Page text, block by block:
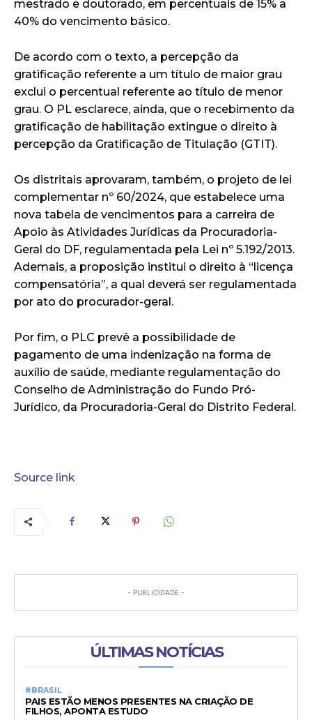
mestrado e doutorado, em percentuais de 15% a
40% do vencimento básico.
De acordo com o texto, a percepção da
gratificação referente a um título de maior grau
exclui o percentual referente ao título de menor
grau. O PL esclarece, ainda, que o recebimento da
gratificação de habilitação extingue o direito à
percepção da Gratificação de Titulação (GTIT).
Os distritais aprovaram, também, o projeto de lei
complementar nº 60/2024, que estabelece uma
nova tabela de vencimentos para a carreira de
Apoio às Atividades Jurídicas da Procuradoria-
Geral do DF, regulamentada pela Lei nº 5.192/2013.
Ademais, a proposição institui o direito à “licença
compensatória”, a qual deverá ser regulamentada
por ato do procurador-geral.
Por fim, o PLC prevê a possibilidade de
pagamento de uma indenização na forma de
auxílio de saúde, mediante regulamentação do
Conselho de Administração do Fundo Pró-
Jurídico, da Procuradoria-Geral do Distrito Federal.
Source link
- PUBLICIDADE -
ÚLTIMAS NOTÍCIAS
#BRASIL
PAIS ESTÃO MENOS PRESENTES NA CRIAÇÃO DE
FILHOS, APONTA ESTUDO